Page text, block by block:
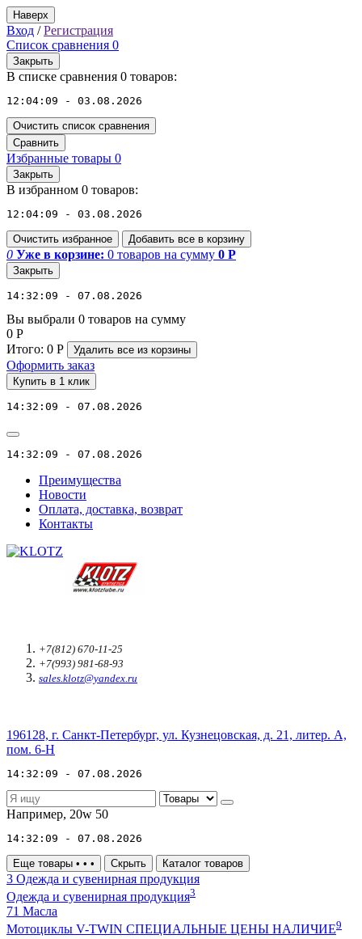
Наверх
Вход /Регистрация
Список сравнения 0
Закрыть
В списке сравнения 0 товаров:
12:04:09 - 03.08.2026
Очистить список сравнения
Сравнить
Избранные товары 0
Закрыть
В избранном 0 товаров:
12:04:09 - 03.08.2026
Очистить избранное Добавить все в корзину
0 Уже в корзине: 0 товаров на сумму 0 Р
Закрыть
14:32:09 - 07.08.2026
Вы выбрали 0 товаров на сумму
0 Р
Итого: 0 Р Удалить все из корзины
Оформить заказ
Купить в 1 клик
14:32:09 - 07.08.2026
14:32:09 - 07.08.2026
Преимущества
Новости
Оплата, доставка, возврат
Контакты
+7(812) 670-11-25
+7(993) 981-68-93
sales.klotz@yandex.ru
196128, г. Санкт-Петербург, ул. Кузнецовская, д. 21, литер. А,
пом. 6-Н
14:32:09 - 07.08.2026
Например, 20w 50
14:32:09 - 07.08.2026
Еще товары • • • Скрыть Каталог товаров
3 Одежда и сувенирная продукция
Одежда и сувенирная продукция3
71 Масла
Мотоциклы V-TWIN СПЕЦИАЛЬНЫЕ ЦЕНЫ НАЛИЧИЕ9